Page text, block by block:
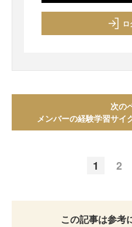
次の
メンバーの経験学習サイ
1 2
この記事は参考